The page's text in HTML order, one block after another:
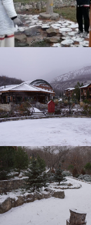
Ретритный центр доктора
ИП Синельников В. В.
ОГРНИП 314910228100304
v-sinelnikov@mail.ru
Присоединяйтесь к нам в